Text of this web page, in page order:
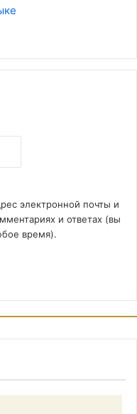
электронной почты и
и ответах (вы
время).